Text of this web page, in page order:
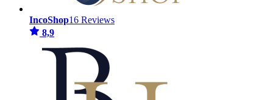
IncoShop16 Reviews
8,9